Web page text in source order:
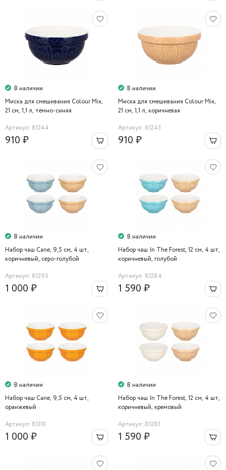
В наличии
Миска для смешивания Colour Mix,
21 см, 1,1 л, тёмно-синяя
Артикул: 81244
910 ₽
В наличии
Миска для смешивания Colour Mix,
21 см, 1,1 л, коричневая
Артикул: 81243
910 ₽
В наличии
Набор чаш Cane, 9,5 см, 4 шт,
коричневый, серо-голубой
Артикул: 81295
1 000 ₽
В наличии
Набор чаш In The Forest, 12 см, 4 шт,
коричневый, голубой
Артикул: 81284
1 590 ₽
В наличии
Набор чаш Cane, 9,5 см, 4 шт,
оранжевый
Артикул: 81310
1 000 ₽
В наличии
Набор чаш In The Forest, 12 см, 4 шт,
коричневый, кремовый
Артикул: 81281
1 590 ₽